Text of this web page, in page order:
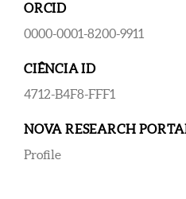
ORCID
0000-0001-8200-9911
CIÊNCIA ID
4712-B4F8-FFF1
NOVA RESEARCH
Profile